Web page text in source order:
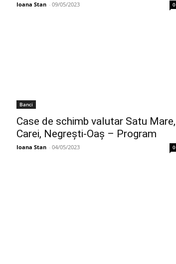
Ioana Stan - 09/05/2023 0
Banci
Case de schimb valutar Satu Mare,
Carei, Negrești-Oaș – Program
Ioana Stan - 04/05/2023 0